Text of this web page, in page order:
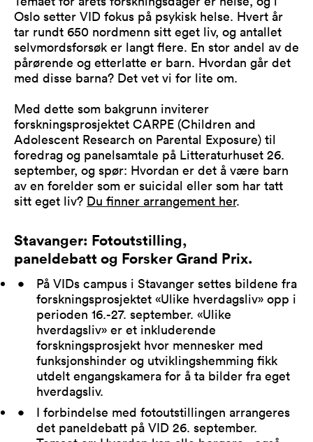
Oslo setter VID fokus på psykisk helse. Hvert år
tar rundt 650 nordmenn sitt eget liv, og antallet
selvmordsforsøk er langt flere. En stor andel av de
pårørende og etterlatte er barn. Hvordan går det
med disse barna? Det vet vi for lite om.
Med dette som bakgrunn inviterer
forskningsprosjektet CARPE (Children and
Adolescent Research on Parental Exposure) til
foredrag og panelsamtale på Litteraturhuset 26.
september, og spør: Hvordan er det å være barn
av en forelder som er suicidal eller som har tatt
sitt eget liv? Du finner arrangement her.
Stavanger: Fotoutstilling,
paneldebatt og Forsker Grand Prix.
På VIDs campus i Stavanger settes bildene fra
forskningsprosjektet «Ulike hverdagsliv» opp i
perioden 16.-27. september. «Ulike
hverdagsliv» er et inkluderende
forskningsprosjekt hvor mennesker med
funksjonshinder og utviklingshemming fikk
utdelt engangskamera for å ta bilder fra eget
hverdagsliv.
I forbindelse med fotoutstillingen arrangeres
det paneldebatt på VID 26. september.